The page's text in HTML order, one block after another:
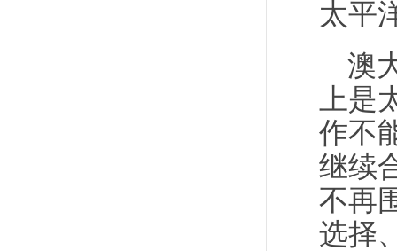
太平
澳
上
作不
继续
不再
选择